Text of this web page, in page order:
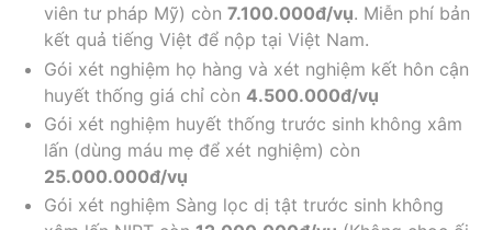
viên tư pháp Mỹ) còn 7.100.000đ/vụ. Miễn phí bản
kết quả tiếng Việt để nộp tại Việt Nam.
Gói xét nghiệm họ hàng và xét nghiệm kết hôn cận
huyết thống giá chỉ còn 4.500.000đ/vụ
Gói xét nghiệm huyết thống trước sinh không xâm
lấn (dùng máu mẹ để xét nghiệm) còn
25.000.000đ/vụ
Gói xét nghiệm Sàng lọc dị tật trước sinh không